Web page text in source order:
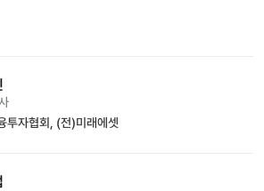
투자협회, (전)미래에셋